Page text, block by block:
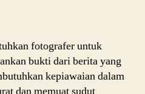
fotografer untuk
bukti dari berita yang
kepiawaian dalam